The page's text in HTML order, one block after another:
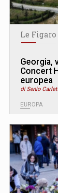
Le Figaro
Georgia,
Concert
europea
di Senio
EUROPA